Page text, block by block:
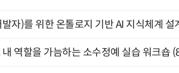
자)를 위한 온톨로지 기반 AI 지식체계
내 역할을 가늠하는 소수정예 실습 워크숍